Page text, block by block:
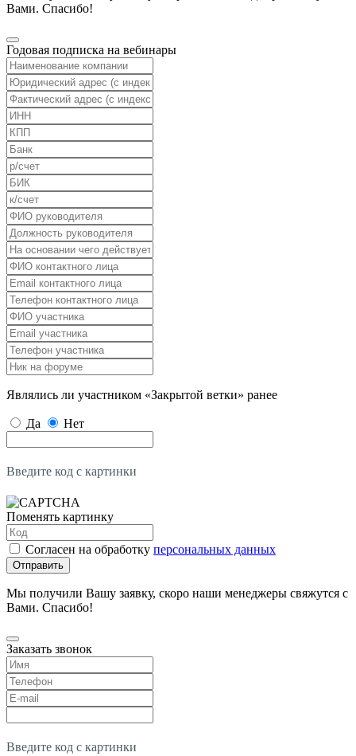
Вами. Спасибо!
Годовая подписка на вебинары
Являлись ли участником «Закрытой ветки» ранее
Да Нет
Введите код с картинки
Поменять картинку
Согласен на обработку персональных данных
Отправить
Мы получили Вашу заявку, скоро наши менеджеры свяжутся с
Вами. Спасибо!
Заказать звонок
Введите код с картинки